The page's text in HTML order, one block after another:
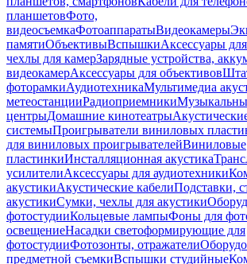
планшетовФото,
видеосъемкаФотоаппаратыВидеокамеры
памятиОбъективыВспышкиАксессуары
чехлы для камерЗарядные устройства,
видеокамерАксессуары для объективов
фоторамкиАудиотехникаМультимедиа
метеостанцииРадиоприемники
центрыДомашние кинотеатры
системыПроигрыватели виниловых
для виниловых проигрывателейВиниловые
пластинкиИнсталляционная акустика
усилителиАксессуары для аудиотехники
акустикиАкустические кабелиПодставки,
акустикиСумки, чехлы для акустики
фотостудииКольцевые лампыФоны для
освещениеНасадки светоформирующие для
фотостудииФотозонты, отражатели
предметной съемкиВспышки студийные